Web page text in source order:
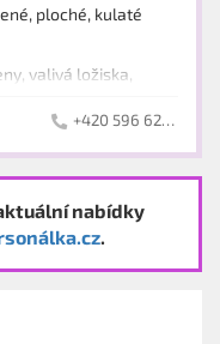
ploché, kulaté
valivá ložiska,
pásy, pneumatické
+420 596 623 516
nabídky
.